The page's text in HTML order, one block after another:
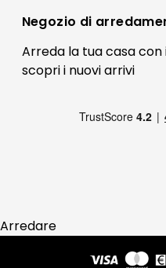
Contatti
FAQ
Pagamenti
Negozio di
Arreda la tua casa con
scopri i nuovi arrivi
Arredare